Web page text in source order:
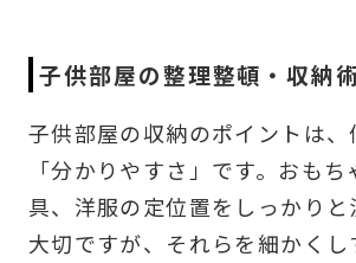
子供部屋の整理整頓・収納
子供部屋の収納のポイントは、
「分かりやすさ」です。おも
具、洋服の定位置をしっかりと
大切ですが、それらを細かくし